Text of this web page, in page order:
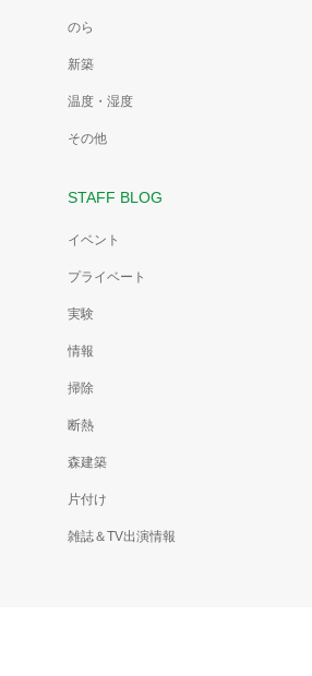
のら
新築
温度・湿度
その他
STAFF BLOG
イベント
プライベート
実験
情報
掃除
断熱
森建築
片付け
雑誌＆TV出演情報